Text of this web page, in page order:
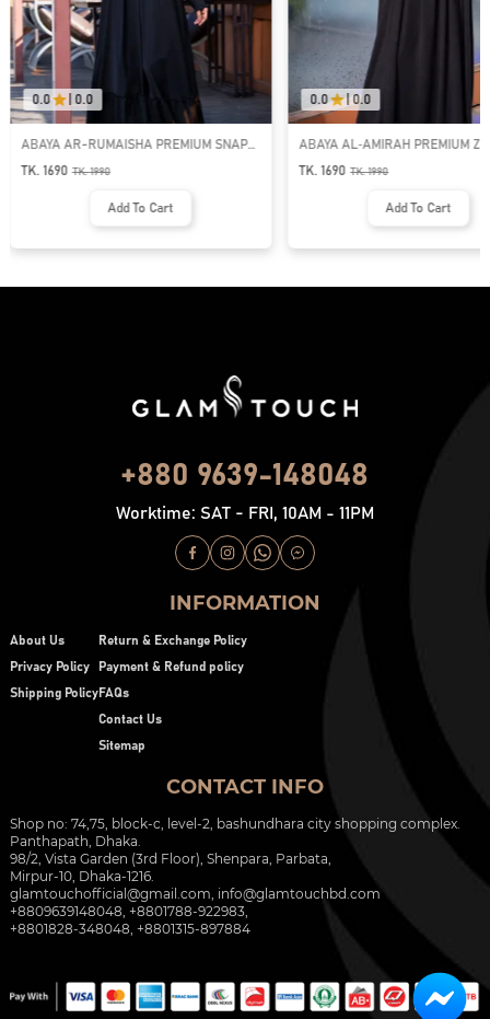
0.0 0.0
ABAYA AR-RUMAISHA PREMIUM SNAP
BUTTON ABAYA
TK. 1690 TK.1990
Add To Cart
0.0 | 0.0
ABAYA AL‑AMIRAH PREMIUM
NECK ABAYA
TK. 1690 TK.1990
Add To Cart
+880 9639-148048
Worktime: SAT - FRI, 10AM - 11PM
INFORMATION
About Us
Privacy Policy
Shipping Policy
Return & Exchange Policy
Payment & Refund policy
FAQs
Contact Us
Sitemap
CONTACT INFO
Shop no: 74,75, block-c, level-2, bashundhara city shopping complex.
Panthapath, Dhaka.
98/2, Vista Garden (3rd Floor), Shenpara, Parbata,
Mirpur-10, Dhaka-1216.
glamtouchofficial@gmail.com info@glamtouchbd.com
+8809639148048, +8801788-922983,
+8801828-348048, +8801315-897884